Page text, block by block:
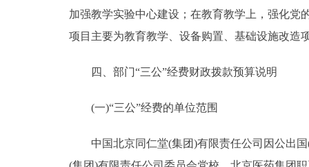
加强教学实验中心建设；在教育教学上，强化党
项目主要为教育教学、设备购置、基础设施改造
四、部门“三公”经费财政拨款预算说明
(一)“三公”经费的单位范围
中国北京同仁堂(集团)有限责任公司因公出国(